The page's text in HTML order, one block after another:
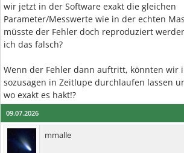
wir jetzt in der Software exakt die gleichen
Parameter/Messwerte wie in der echten
müsste der Fehler doch reproduziert
ich das falsch?
Wenn der Fehler dann auftritt, könnten wir
sozusagen in Zeitlupe durchlaufen lassen
wo exakt es hakt!?
09.07.2026
mmalle